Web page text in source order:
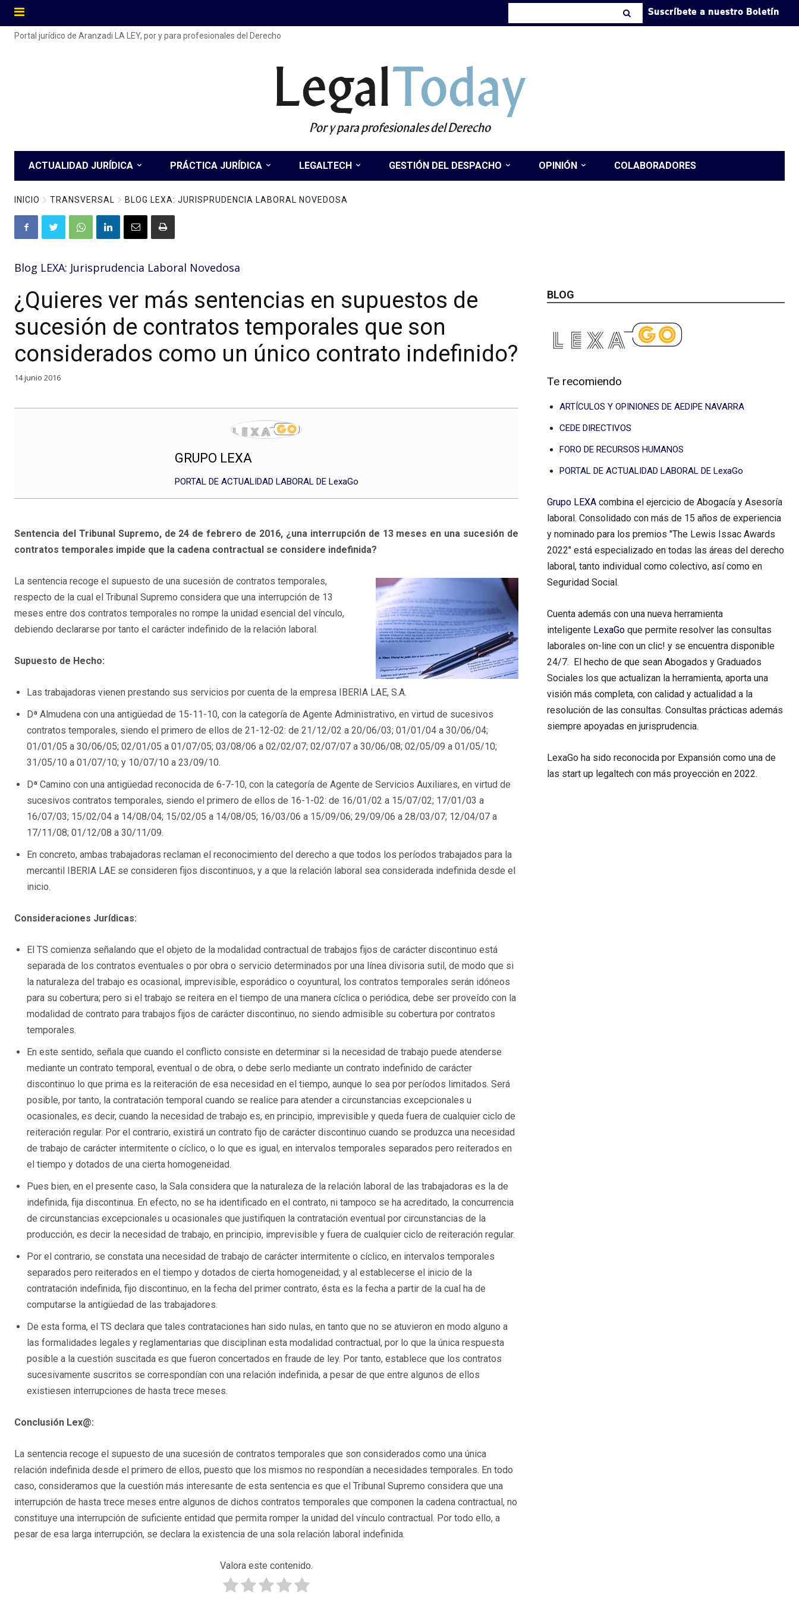
Suscríbete a nuestro Boletín
Portal jurídico de Aranzadi LA LEY, por y para profesionales del Derecho
LegalToday
Por y para profesionales del Derecho
ACTUALIDAD JURÍDICA PRÁCTICA JURÍDICA LEGALTECH GESTIÓN DEL DESPACHO OPINIÓN COLABORADORES
INICIO TRANSVERSAL BLOG LEXA: JURISPRUDENCIA LABORAL NOVEDOSA
Blog LEXA: Jurisprudencia Laboral Novedosa
¿Quieres ver más sentencias en supuestos de
sucesión de contratos temporales que son
considerados como un único contrato indefinido?
14 junio 2016
GRUPO LEXA
PORTAL DE ACTUALIDAD LABORAL DE LexaGo
Sentencia del Tribunal Supremo, de 24 de febrero de 2016, ¿una interrupción de 13 meses en una sucesión de
contratos temporales impide que la cadena contractual se considere indefinida?
La sentencia recoge el supuesto de una sucesión de contratos temporales,
respecto de la cual el Tribunal Supremo considera que una interrupción de 13
meses entre dos contratos temporales no rompe la unidad esencial del vínculo,
debiendo declararse por tanto el carácter indefinido de la relación laboral.
Supuesto de Hecho:
Las trabajadoras vienen prestando sus servicios por cuenta de la empresa IBERIA LAE, S.A.
Dª Almudena con una antigüedad de 15-11-10, con la categoría de Agente Administrativo, en virtud de sucesivos
contratos temporales, siendo el primero de ellos de 21-12-02: de 21/12/02 a 20/06/03; 01/01/04 a 30/06/04;
01/01/05 a 30/06/05; 02/01/05 a 01/07/05; 03/08/06 a 02/02/07; 02/07/07 a 30/06/08; 02/05/09 a 01/05/10;
31/05/10 a 01/07/10; y 10/07/10 a 23/09/10.
Dª Camino con una antigüedad reconocida de 6-7-10, con la categoría de Agente de Servicios Auxiliares, en virtud de
sucesivos contratos temporales, siendo el primero de ellos de 16-1-02: de 16/01/02 a 15/07/02; 17/01/03 a
16/07/03; 15/02/04 a 14/08/04; 15/02/05 a 14/08/05; 16/03/06 a 15/09/06; 29/09/06 a 28/03/07; 12/04/07 a
17/11/08; 01/12/08 a 30/11/09.
En concreto, ambas trabajadoras reclaman el reconocimiento del derecho a que todos los períodos trabajados para la
mercantil IBERIA LAE se consideren fijos discontinuos, y a que la relación laboral sea considerada indefinida desde el
inicio.
Consideraciones Jurídicas:
El TS comienza señalando que el objeto de la modalidad contractual de trabajos fijos de carácter discontinuo está
separada de los contratos eventuales o por obra o servicio determinados por una línea divisoria sutil, de modo que si
la naturaleza del trabajo es ocasional, imprevisible, esporádico o coyuntural, los contratos temporales serán idóneos
para su cobertura; pero si el trabajo se reitera en el tiempo de una manera cíclica o periódica, debe ser proveído con la
modalidad de contrato para trabajos fijos de carácter discontinuo, no siendo admisible su cobertura por contratos
temporales.
En este sentido, señala que cuando el conflicto consiste en determinar si la necesidad de trabajo puede atenderse
mediante un contrato temporal, eventual o de obra, o debe serlo mediante un contrato indefinido de carácter
discontinuo lo que prima es la reiteración de esa necesidad en el tiempo, aunque lo sea por períodos limitados. Será
posible, por tanto, la contratación temporal cuando se realice para atender a circunstancias excepcionales u
ocasionales, es decir, cuando la necesidad de trabajo es, en principio, imprevisible y queda fuera de cualquier ciclo de
reiteración regular. Por el contrario, existirá un contrato fijo de carácter discontinuo cuando se produzca una necesidad
de trabajo de carácter intermitente o cíclico, o lo que es igual, en intervalos temporales separados pero reiterados en
el tiempo y dotados de una cierta homogeneidad.
Pues bien, en el presente caso, la Sala considera que la naturaleza de la relación laboral de las trabajadoras es la de
indefinida, fija discontinua. En efecto, no se ha identificado en el contrato, ni tampoco se ha acreditado, la concurrencia
de circunstancias excepcionales u ocasionales que justifiquen la contratación eventual por circunstancias de la
producción, es decir la necesidad de trabajo, en principio, imprevisible y fuera de cualquier ciclo de reiteración regular.
Por el contrario, se constata una necesidad de trabajo de carácter intermitente o cíclico, en intervalos temporales
separados pero reiterados en el tiempo y dotados de cierta homogeneidad; y al establecerse el inicio de la
contratación indefinida, fijo discontinuo, en la fecha del primer contrato, ésta es la fecha a partir de la cual ha de
computarse la antigüedad de las trabajadores.
De esta forma, el TS declara que tales contrataciones han sido nulas, en tanto que no se atuvieron en modo alguno a
las formalidades legales y reglamentarias que disciplinan esta modalidad contractual, por lo que la única respuesta
posible a la cuestión suscitada es que fueron concertados en fraude de ley. Por tanto, establece que los contratos
sucesivamente suscritos se correspondían con una relación indefinida, a pesar de que entre algunos de ellos
existiesen interrupciones de hasta trece meses.
Conclusión Lex@:
La sentencia recoge el supuesto de una sucesión de contratos temporales que son considerados como una única
relación indefinida desde el primero de ellos, puesto que los mismos no respondían a necesidades temporales. En todo
caso, consideramos que la cuestión más interesante de esta sentencia es que el Tribunal Supremo considera que una
interrupción de hasta trece meses entre algunos de dichos contratos temporales que componen la cadena contractual, no
constituye una interrupción de suficiente entidad que permita romper la unidad del vínculo contractual. Por todo ello, a
pesar de esa larga interrupción, se declara la existencia de una sola relación laboral indefinida.
Valora este contenido.
BLOG
Te recomiendo
ARTÍCULOS Y OPINIONES DE AEDIPE NAVARRA
CEDE DIRECTIVOS
FORO DE RECURSOS HUMANOS
PORTAL DE ACTUALIDAD LABORAL DE LexaGo
Grupo LEXA combina el ejercicio de Abogacía y Asesoría
laboral. Consolidado con más de 15 años de experiencia
y nominado para los premios "The Lewis Issac Awards
2022" está especializado en todas las áreas del derecho
laboral, tanto individual como colectivo, así como en
Seguridad Social.
Cuenta además con una nueva herramienta
inteligente LexaGo que permite resolver las consultas
laborales on-line con un clic! y se encuentra disponible
24/7. El hecho de que sean Abogados y Graduados
Sociales los que actualizan la herramienta, aporta una
visión más completa, con calidad y actualidad a la
resolución de las consultas. Consultas prácticas además
siempre apoyadas en jurisprudencia.
LexaGo ha sido reconocida por Expansión como una de
las start up legaltech con más proyección en 2022.